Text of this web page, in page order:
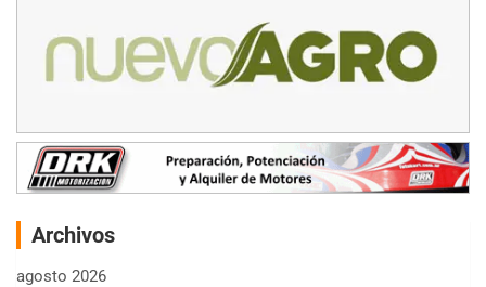
Archivos
agosto 2026